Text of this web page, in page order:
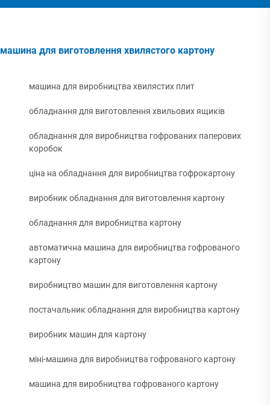
машина для виготовлення хвилястого картону
машина для виробництва хвилястих плит
обладнання для виготовлення хвильових ящиків
обладнання для виробництва гофрованих паперових
коробок
ціна на обладнання для виробництва гофрокартону
виробник обладнання для виготовлення картону
обладнання для виробництва картону
автоматична машина для виробництва гофрованого
картону
виробництво машин для виготовлення картону
постачальник обладнання для виробництва картону
виробник машин для картону
міні-машина для виробництва гофрованого картону
машина для виробництва гофрованого картону